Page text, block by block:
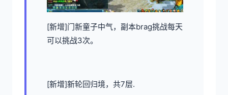
[新增]门新童子中气，副本brag挑战每天
可以挑战3次。
[新增]新轮回归境，共7层.